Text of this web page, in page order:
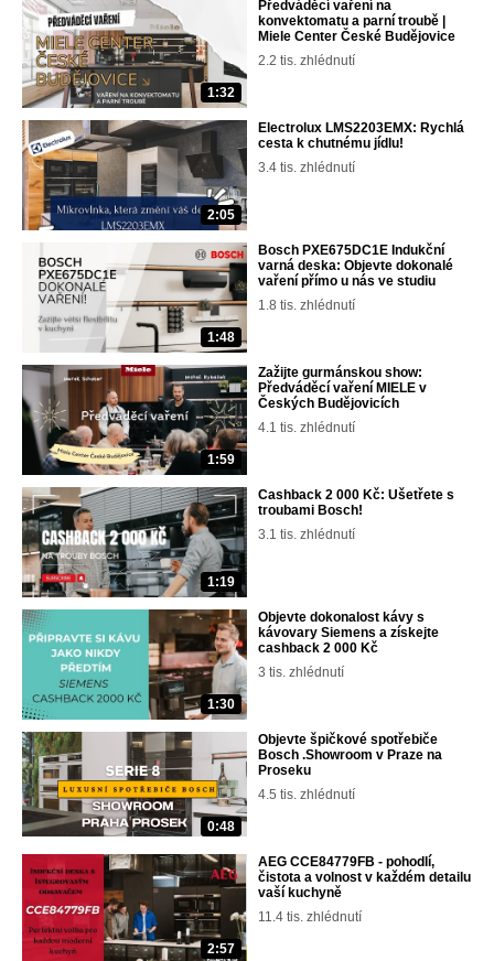
1:32
Předváděcí vaření na
konvektomatu a parní troubě |
Miele Center České Budějovice
2.2 tis. zhlédnutí
2:05
Electrolux LMS2203EMX: Rychlá
cesta k chutnému jídlu!
3.4 tis. zhlédnutí
1:48
Bosch PXE675DC1E Indukční
varná deska: Objevte dokonalé
vaření přímo u nás ve studiu
1.8 tis. zhlédnutí
1:59
Zažijte gurmánskou show:
Předváděcí vaření MIELE v
Českých Budějovicích
4.1 tis. zhlédnutí
1:19
Cashback 2 000 Kč: Ušetřete s
troubami Bosch!
3.1 tis. zhlédnutí
1:30
Objevte dokonalost kávy s
kávovary Siemens a získejte
cashback 2 000 Kč
3 tis. zhlédnutí
0:48
Objevte špičkové spotřebiče
Bosch .Showroom v Praze na
Proseku
4.5 tis. zhlédnutí
2:57
AEG CCE84779FB - pohodlí,
čistota a volnost v každém detailu
vaší kuchyně
11.4 tis. zhlédnutí